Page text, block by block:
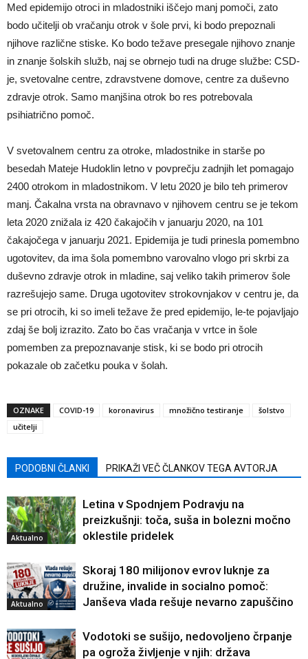
Med epidemijo otroci in mladostniki iščejo manj pomoči, zato
bodo učitelji ob vračanju otrok v šole prvi, ki bodo prepoznali
njihove različne stiske. Ko bodo težave presegale njihovo znanje
in znanje šolskih služb, naj se obrnejo tudi na druge službe: CSD-
je, svetovalne centre, zdravstvene domove, centre za duševno
zdravje otrok. Samo manjšina otrok bo res potrebovala
psihiatrično pomoč.
V svetovalnem centru za otroke, mladostnike in starše po
besedah Mateje Hudoklin letno v povprečju zadnjih let pomagajo
2400 otrokom in mladostnikom. V letu 2020 je bilo teh primerov
manj. Čakalna vrsta na obravnavo v njihovem centru se je tekom
leta 2020 znižala iz 420 čakajočih v januarju 2020, na 101
čakajočega v januarju 2021. Epidemija je tudi prinesla pomembno
ugotovitev, da ima šola pomembno varovalno vlogo pri skrbi za
duševno zdravje otrok in mladine, saj veliko takih primerov šole
razrešujejo same. Druga ugotovitev strokovnjakov v centru je, da
se pri otrocih, ki so imeli težave že pred epidemijo, le-te pojavljajo
zdaj še bolj izrazito. Zato bo čas vračanja v vrtce in šole
pomemben za prepoznavanje stisk, ki se bodo pri otrocih
pokazale ob začetku pouka v šolah.
OZNAKE COVID-19 koronavirus množično testiranje
šolstvo
učitelji
PODOBNI ČLANKI PRIKAŽI VEČ ČLANKOV TEGA AVTORJA
Aktualno
Letina v Spodnjem Podravju na
preizkušnji: toča, suša in bolezni močno
oklestile pridelek
Aktualno
Skoraj 180 milijonov evrov luknje za
družine, invalide in socialno pomoč:
Janševa vlada rešuje nevarno zapuščino
Vodotoki se sušijo, nedovoljeno črpanje
pa ogroža življenje v njih: država